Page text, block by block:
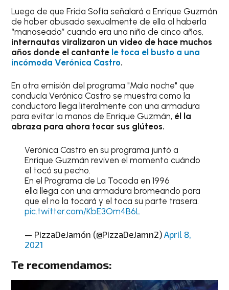
Luego de que Frida Sofía señalará a Enrique Guzmán
de haber abusado sexualmente de ella al haberla
“manoseado” cuando era una niña de cinco años,
internautas viralizaron un video de hace muchos
años donde el cantante le toca el busto a una
incómoda Verónica Castro.
En otra emisión del programa "Mala noche" que
conducía Verónica Castro se muestra como la
conductora llega literalmente con una armadura
para evitar la manos de Enrique Guzmán, él la
abraza para ahora tocar sus glúteos.
Verónica Castro en su programa juntó a
Enrique Guzmán reviven el momento cuándo
el tocó su pecho.
En el Programa de La Tocada en 1996
ella llega con una armadura bromeando para
que el no la tocará y el toca su parte trasera.
pic.twitter.com/KbE3Om4B6L
— PizzaDeJamón (@PizzaDeJamn2) April 8,
2021
Te recomendamos: